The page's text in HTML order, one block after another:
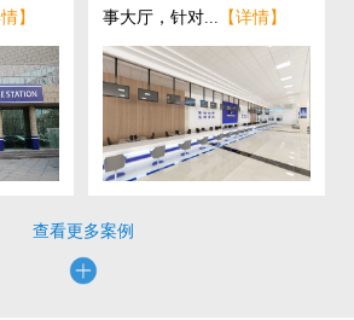
】
事大厅，针对... 【详情】
查看更多案例